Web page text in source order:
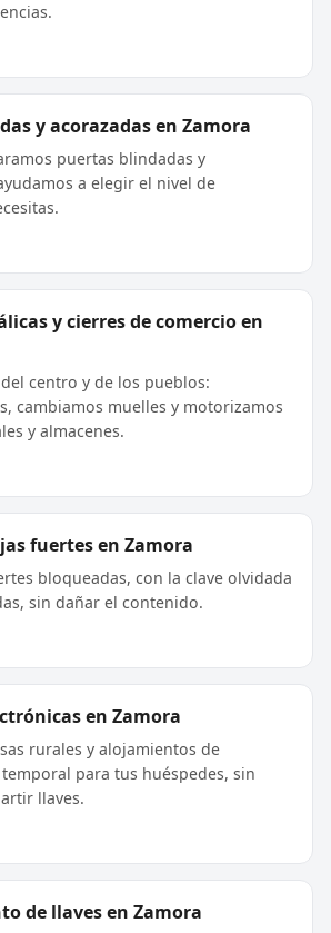
y acorazadas en Zamora
puertas blindadas y
a elegir el nivel de
y cierres de comercio en
centro y de los pueblos:
cambiamos muelles y motorizamos
y almacenes.
fuertes en Zamora
bloqueadas, con la clave olvidada
sin dañar el contenido.
en Zamora
rurales y alojamientos de
para tus huéspedes, sin
llaves.
de llaves en Zamora